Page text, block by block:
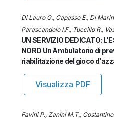
Di Lauro G., Capasso E., Di
Parascandolo I.F., Tuccillo R.,
UN SERVIZIO DEDICATO:
NORD Un Ambulatorio di
riabilitazione del gioco
Visualizza PDF
Favini P., Zanini M.T.,